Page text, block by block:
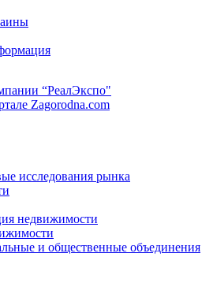
“РеалЭкспо"
Zagorodna.com
исследования рынка
недвижимости
и общественные объединения